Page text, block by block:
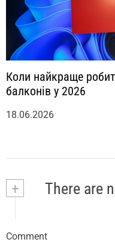
Коли найкраще
балконів у 2026
18.06.2026
+ There are
Comment